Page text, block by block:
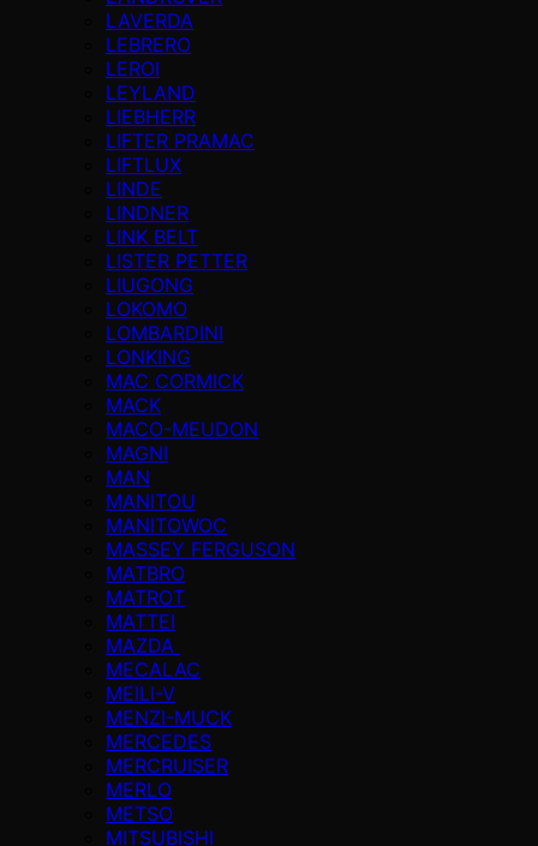
LAVERDA
LEBRERO
LEROI
LEYLAND
LIEBHERR
LIFTER PRAMAC
LIFTLUX
LINDE
LINDNER
LINK BELT
LISTER PETTER
LIUGONG
LOKOMO
LOMBARDINI
LONKING
MAC CORMICK
MACK
MACO-MEUDON
MAGNI
MAN
MANITOU
MANITOWOC
MASSEY FERGUSON
MATBRO
MATROT
MATTEI
MAZDA
MECALAC
MEILI-V
MENZI-MUCK
MERCEDES
MERCRUISER
MERLO
METSO
MITSUBISHI